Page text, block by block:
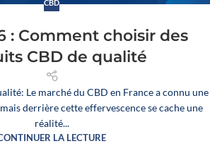
CBD
: Comment choisir des
CBD de qualité
Le marché du CBD en France a connu une
derrière cette effervescence se cache une
réalité...
LA LECTURE